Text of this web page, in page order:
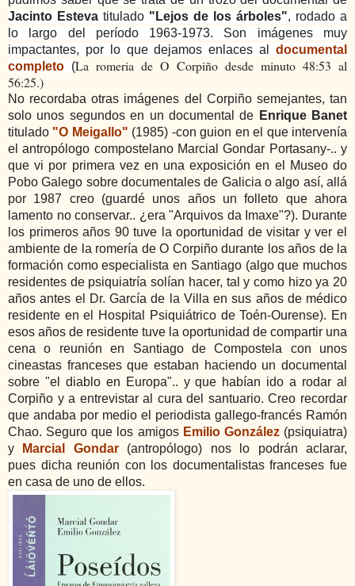
Jacinto Esteva titulado "Lejos de los árboles", rodado a
lo largo del período 1963-1973. Son imágenes muy
impactantes, por lo que dejamos enlaces al documental
completo (La romeria de O Corpiño desde minuto 48:53 al
56:25.)
No recordaba otras imágenes del Corpiño semejantes, tan
solo unos segundos en un documental de Enrique Banet
titulado "O Meigallo" (1985) -con guion en el que intervenía
el antropólogo compostelano Marcial Gondar Portasany-.. y
que vi por primera vez en una exposición en el Museo do
Pobo Galego sobre documentales de Galicia o algo así, allá
por 1987 creo (guardé unos años un folleto que ahora
lamento no conservar.. ¿era "Arquivos da Imaxe"?). Durante
los primeros años 90 tuve la oportunidad de visitar y ver el
ambiente de la romería de O Corpiño durante los años de la
formación como especialista en Santiago (algo que muchos
residentes de psiquiatría solían hacer, tal y como hizo ya 20
años antes el Dr. García de la Villa en sus años de médico
residente en el Hospital Psiquiátrico de Toén-Ourense). En
esos años de residente tuve la oportunidad de compartir una
cena o reunión en Santiago de Compostela con unos
cineastas franceses que estaban haciendo un documental
sobre "el diablo en Europa".. y que habían ido a rodar al
Corpiño y a entrevistar al cura del santuario. Creo recordar
que andaba por medio el periodista gallego-francés Ramón
Chao. Seguro que los amigos Emilio González(psiquiatra)
y
Marcial Gondar
(antropólogo) nos lo podrán aclarar,
pues dicha reunión con los documentalistas francesesfue
en casa de uno de ellos.